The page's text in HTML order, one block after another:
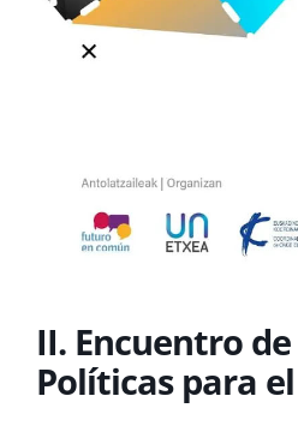
II. Encuentro
Políticas para